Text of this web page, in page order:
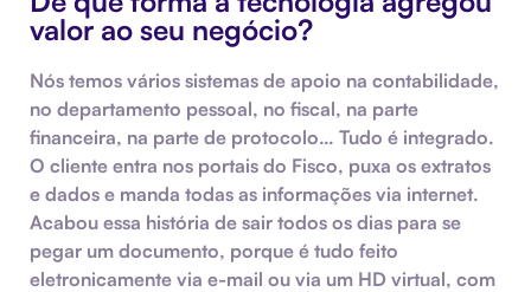
valor ao seu negócio?
Nós temos vários sistemas de apoio na contabilidade,
no departamento pessoal, no fiscal, na parte
financeira, na parte de protocolo… Tudo é integrado.
O cliente entra nos portais do Fisco, puxa os extratos
e dados e manda todas as informações via internet.
Acabou essa história de sair todos os dias para se
pegar um documento, porque é tudo feito
eletronicamente via e-mail ou via um HD virtual, com